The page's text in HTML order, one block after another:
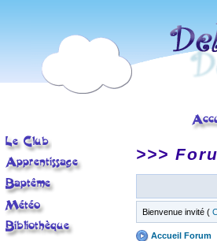
>>>
Bienvenue invité (
Accueil Forum